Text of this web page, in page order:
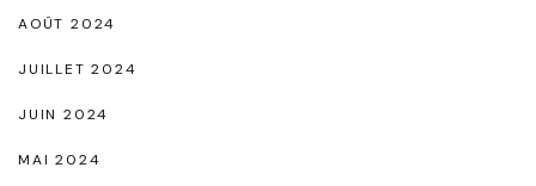
AOÛT 2024
JUILLET 2024
JUIN 2024
MAI 2024